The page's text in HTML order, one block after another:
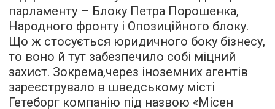
парламенту – Блоку Петра Порошенка,
Народного фронту і Опозиційного блоку.
Що ж стосується юридичного боку бізнесу,
то воно й тут забезпечило собі міцний
захист. Зокрема,через іноземних агентів
зареєструвало в шведському місті
Гетеборг компанію під назвою «Місен